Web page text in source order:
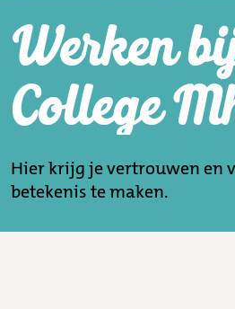
Werken
College
Hier krijg je vertrouwen en
betekenis te maken.